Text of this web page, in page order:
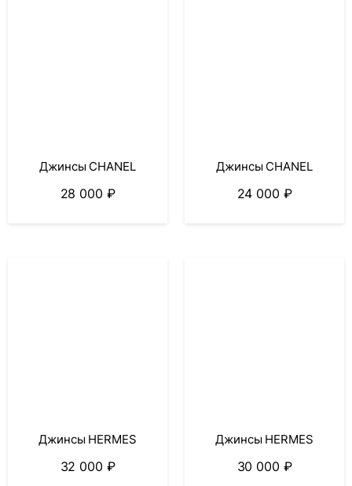
Джинсы CHANEL
28 000 ₽
Джинсы CHANEL
24 000 ₽
Джинсы HERMES
32 000 ₽
Джинсы HERMES
30 000 ₽